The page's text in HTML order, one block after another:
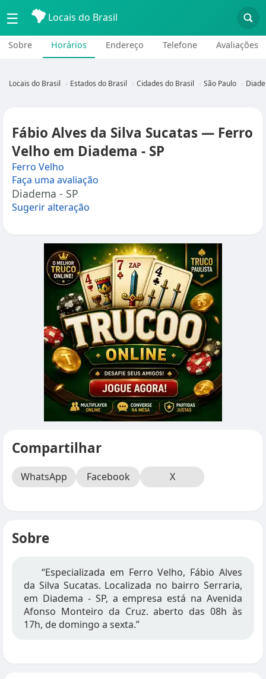
☰ Locais do Brasil
Sobre Horários Endereço Telefone Avaliações
Locais do Brasil Estados do Brasil Cidades do Brasil São Paulo
Fábio Alves da Silva Sucatas — Ferro
Velho em Diadema - SP
Ferro Velho
Faça uma avaliação
Diadema - SP
Sugerir alteração
Compartilhar
WhatsApp Facebook X
Sobre
“Especializada em Ferro Velho, Fábio Alves
da Silva Sucatas. Localizada no bairro Serraria,
em Diadema - SP, a empresa está na Avenida
Afonso Monteiro da Cruz. aberto das 08h às
17h, de domingo a sexta.”